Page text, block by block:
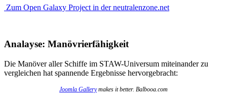
Zum Open Galaxy Project in der neutralenzone.net
Analayse: Manövrierfähigkeit
Die Manöver aller Schiffe im STAW-Universum miteinander zu
vergleichen hat spannende Ergebnisse hervorgebracht:
Joomla Gallerymakes it better. Balbooa.com